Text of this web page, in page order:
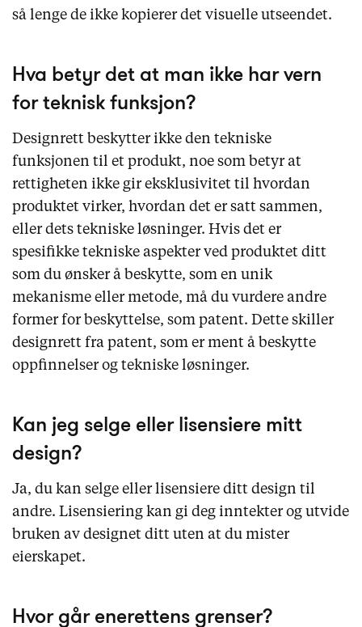
så lenge de ikke kopierer det visuelle utseendet.
Hva betyr det at man ikke har vern
for teknisk funksjon?
Designrett beskytter ikke den tekniske
funksjonen til et produkt, noe som betyr at
rettigheten ikke gir eksklusivitet til hvordan
produktet virker, hvordan det er satt sammen,
eller dets tekniske løsninger. Hvis det er
spesifikke tekniske aspekter ved produktet ditt
som du ønsker å beskytte, som en unik
mekanisme eller metode, må du vurdere andre
former for beskyttelse, som patent. Dette skiller
designrett fra patent, som er ment å beskytte
oppfinnelser og tekniske løsninger.
Kan jeg selge eller lisensiere mitt
design?
Ja, du kan selge eller lisensiere ditt design til
andre. Lisensiering kan gi deg inntekter og utvide
bruken av designet ditt uten at du mister
eierskapet.
Hvor går enerettens grenser?